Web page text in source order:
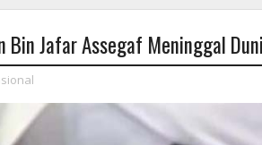
Bin Jafar Assegaf Meninggal